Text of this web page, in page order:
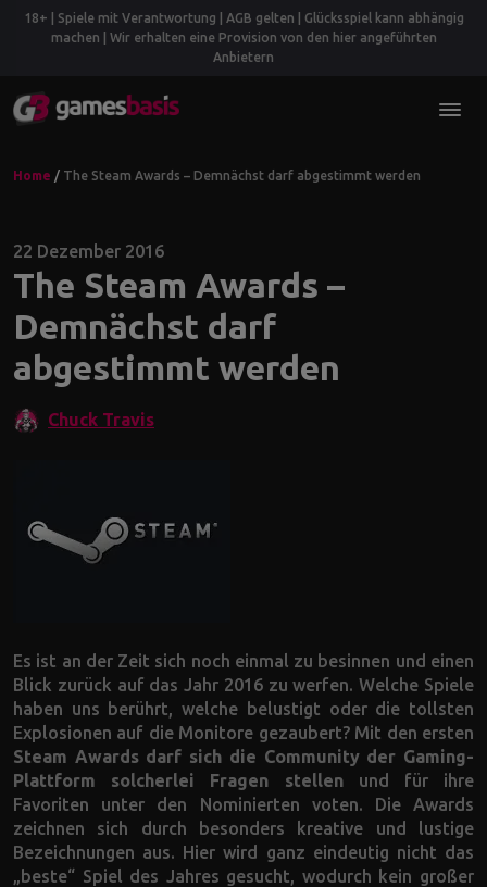
18+ | Spiele mit Verantwortung | AGB gelten | Glücksspiel kann abhängig
machen | Wir erhalten eine Provision von den hier angeführten
Anbietern
Home / The Steam Awards – Demnächst darf abgestimmt werden
22 Dezember 2016
The Steam Awards –
Demnächst darf
abgestimmt werden
Chuck Travis
Es ist an der Zeit sich noch einmal zu besinnen und einen
Blick zurück auf das Jahr 2016 zu werfen. Welche Spiele
haben uns berührt, welche belustigt oder die tollsten
Explosionen auf die Monitore gezaubert? Mit den ersten
Steam Awards darf sich die Community der Gaming-
Plattform solcherlei Fragen stellenund für ihre
Favoriten unter den Nominierten voten. Die Awards
zeichnen sich durch besonders kreative und lustige
Bezeichnungen aus. Hier wird ganz eindeutig nicht das
„beste“ Spiel des Jahres gesucht, wodurch kein großer